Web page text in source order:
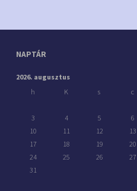
NAPTÁR
2026. augusztus
h
K s c
3
4 5 6
10
11 12 13
17
18 19 20
24
25 26 27
31